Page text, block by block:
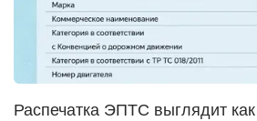
Распечатка ЭПТС выглядит